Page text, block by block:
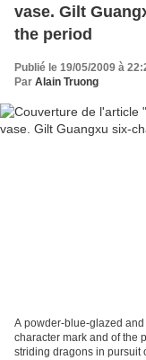
vase. Gilt
the period
Publié le 19/05/2009 à
Par Alain Truong
A powder-blue-glazed
character mark and of the
striding dragons in pursuit